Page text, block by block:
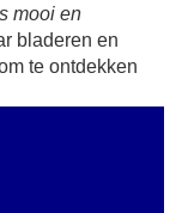
mooi en
bladeren en
te ontdekken